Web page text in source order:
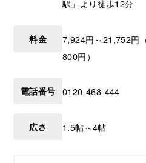
駅」より徒歩12分
料金
7,924円～21,752円
800円）
電話番号 0120-468-444
広さ 1.5帖～4帖